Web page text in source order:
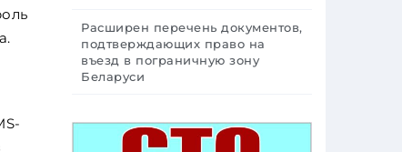
Расширен перечень документов,
подтверждающих право на
въезд в пограничную зону
Беларуси